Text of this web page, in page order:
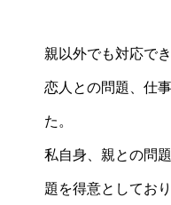
親以外でも対応で
恋人との問題、仕
た。
私自身、親との問
題を得意としてお